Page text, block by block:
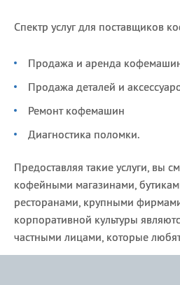
Спектр услуг для поставщиков
Продажа и аренда
Продажа деталей и
Ремонт кофемашин
Диагностика поломки.
Предоставляя такие услуги, вы
кофейными магазинами,
ресторанами, крупными
корпоративной культуры
частными лицами, которые